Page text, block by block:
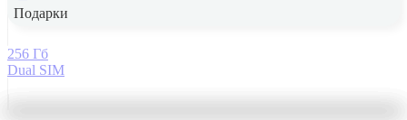
Подарки
256 Гб
Dual SIM